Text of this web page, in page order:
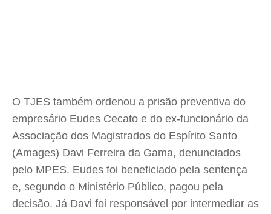
O TJES também ordenou a prisão preventiva do
empresário Eudes Cecato e do ex-funcionário da
Associação dos Magistrados do Espírito Santo
(Amages) Davi Ferreira da Gama, denunciados
pelo MPES. Eudes foi beneficiado pela sentença
e, segundo o Ministério Público, pagou pela
decisão. Já Davi foi responsável por intermediar as